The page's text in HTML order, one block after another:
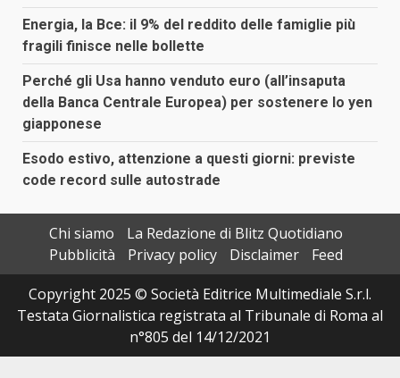
Energia, la Bce: il 9% del reddito delle famiglie più
fragili finisce nelle bollette
Perché gli Usa hanno venduto euro (all’insaputa
della Banca Centrale Europea) per sostenere lo yen
giapponese
Esodo estivo, attenzione a questi giorni: previste
code record sulle autostrade
Chi siamo
La Redazione di Blitz Quotidiano
Pubblicità
Privacy policy Disclaimer
Feed
Copyright 2025 © Società Editrice Multimediale S.r.l.
Testata Giornalistica registrata al Tribunale di Roma al
n°805 del 14/12/2021